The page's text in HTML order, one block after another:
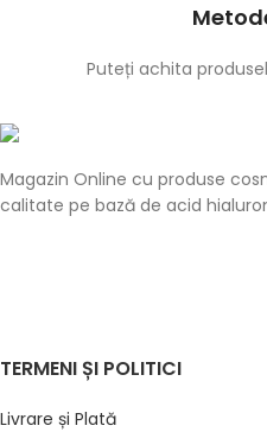
Puteți achita
Magazin Online cu produse
calitate pe bază de acid
TERMENI ȘI POLITICI
Livrare și Plată